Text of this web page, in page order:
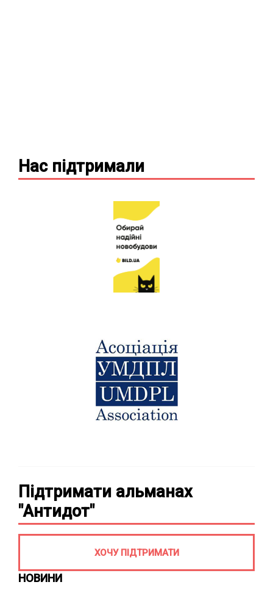
НОВИНИ
Нас підтримали
Підтримати альманах
"Антидот"
ХОЧУ ПІДТРИМАТИ